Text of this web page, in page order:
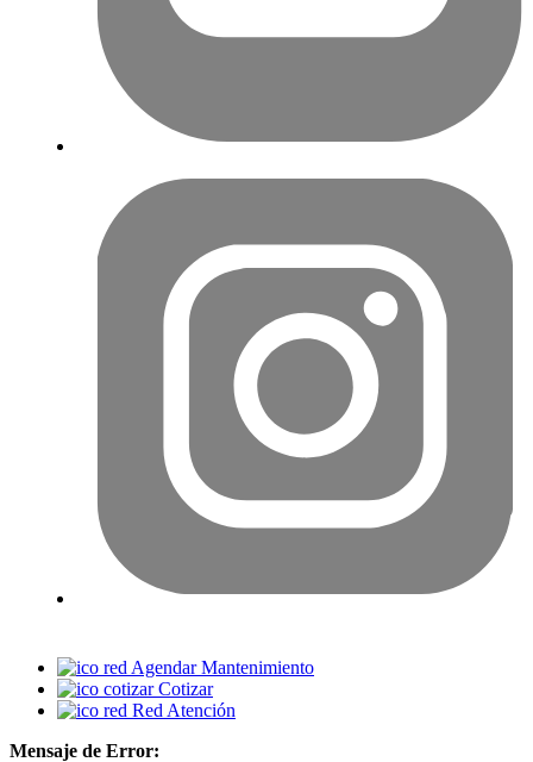
Agendar Mantenimiento
Cotizar
Red Atención
Mensaje de Error: